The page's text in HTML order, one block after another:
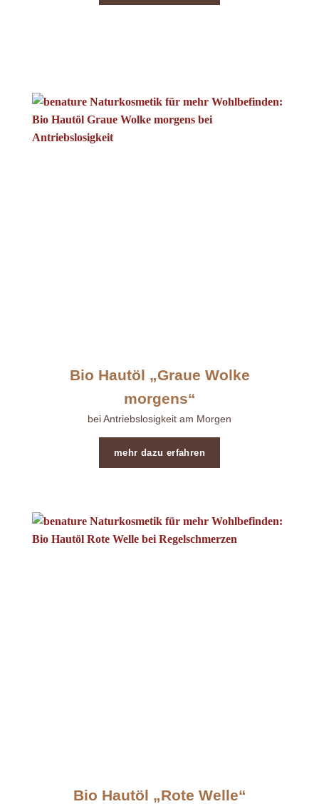
Bio Hautöl „Graue Wolke
morgens“
bei Antriebslosigkeit am Morgen
mehr dazu erfahren
Bio Hautöl „Rote Welle“